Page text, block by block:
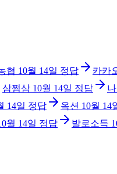
협 10월 14일 정답 카카
삼쩜삼 10월 14일 정답
14일 정답 옥션 10월 14
월 14일 정답 발로소득